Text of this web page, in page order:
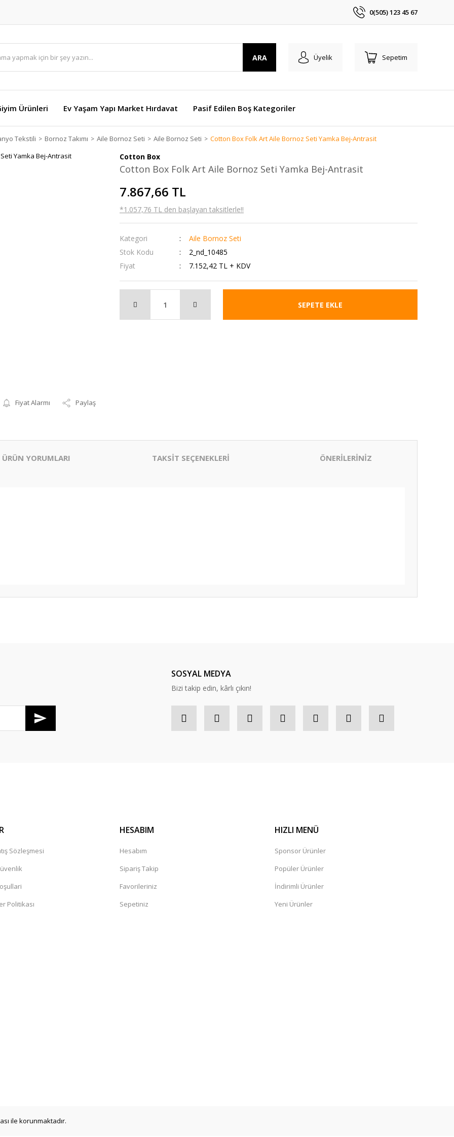
0(505) 123 45 67
ARA Üyelik Sepetim
Ürünleri Ev Yaşam Yapı Market Hırdavat Pasif Edilen Boş Kategoriler
Tekstili Bornoz Takımı Aile Bornoz Seti Aile Bornoz Seti Cotton Box Folk Art Aile Bornoz Seti Yamka Bej-Antrasit
Fiyat Alarmı Paylaş
Cotton Box
Cotton Box Folk Art Aile Bornoz Seti Yamka Bej-Antrasit
7.867,66 TL
*1.057,76 TL den başlayan taksitlerle!!
Kategori
Aile Bornoz Seti
Stok Kodu
2_nd_10485
Fiyat
7.152,42 TL + KDV
SEPETE EKLE
ÜRÜN YORUMLARI TAKSİT SEÇENEKLERİ ÖNERİLERİNİZ
SOSYAL MEDYA
Bizi takip edin, kârlı çıkın!
Sözleşmesi
Politikası
HESABIM
Hesabım
Sipariş Takip
Favorileriniz
Sepetiniz
HIZLI MENÜ
Sponsor Ürünler
Popüler Ürünler
İndirimli Ürünler
Yeni Ürünler
ile korunmaktadır.